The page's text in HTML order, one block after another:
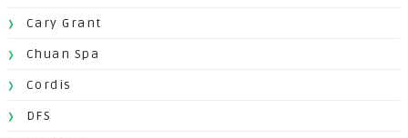
Cary Grant
Chuan Spa
Cordis
DFS